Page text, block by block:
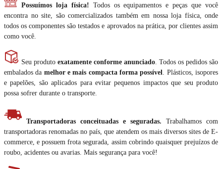
Possuímos loja física! Todos os equipamentos e peças que você
encontra no site, são comercializados também em nossa loja física, onde
todos os componentes são testados e aprovados na prática, por clientes assim
como você.
Seu produto exatamente conforme anunciado . Todos os pedidos são
embalados da melhor e mais compacta forma possível . Plásticos, isopores
e papelões, são aplicados para evitar pequenos impactos que seu produto
possa sofrer durante o transporte.
Transportadoras conceituadas e seguradas. Trabalhamos com
transportadoras renomadas no país, que atendem os mais diversos sites de E-
commerce, e possuem frota segurada, assim cobrindo quaisquer prejuízos de
roubo, acidentes ou avarias. Mais segurança para você!